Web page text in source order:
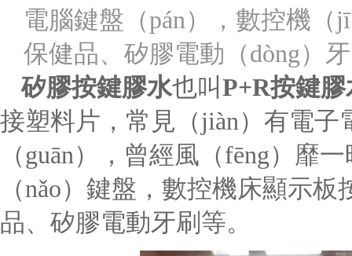
電腦鍵盤（pán），數控機（
保健品、矽膠電動（dòng）
矽膠按鍵膠水也叫P+R按鍵膠
接塑料片，常見（jiàn）有電
（guān），曾經風（fēng）靡
（nǎo）鍵盤，數控機床顯示
品、矽膠電動牙刷等。